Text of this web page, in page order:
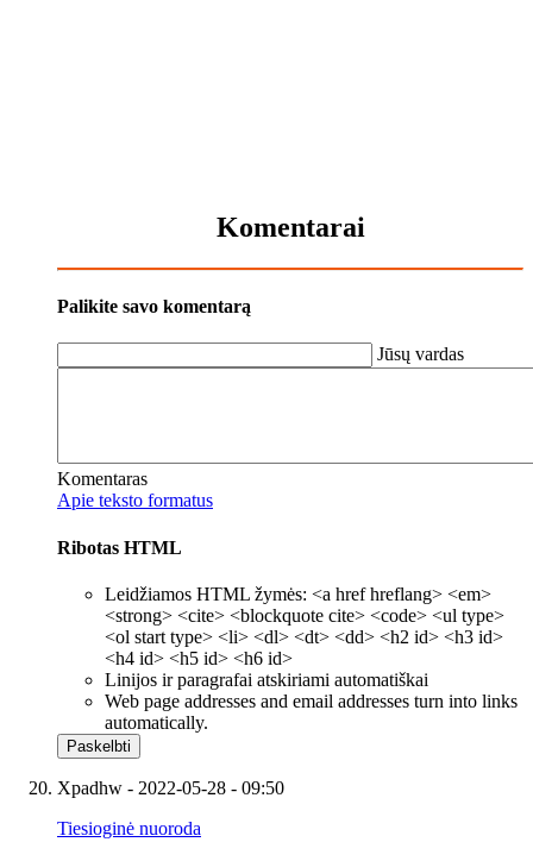
Komentarai
Palikite savo komentarą
Jūsų vardas
Komentaras
Apie teksto formatus
Ribotas HTML
Leidžiamos HTML žymės: <a href hreflang> <em>
<strong> <cite> <blockquote cite> <code> <ul type>
<ol start type> <li> <dl> <dt> <dd> <h2 id> <h3 id>
<h4 id> <h5 id> <h6 id>
Linijos ir paragrafai atskiriami automatiškai
Web page addresses and email addresses turn into links
automatically.
Xpadhw - 2022-05-28 - 09:50
Tiesioginė nuoroda